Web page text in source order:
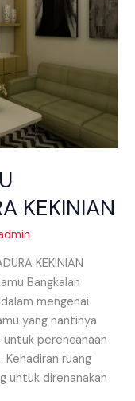
KEKINIAN
KEKINIAN
Bangkalan
mengenai
yang nantinya
perencanaan
ruang
untuk direnanakan